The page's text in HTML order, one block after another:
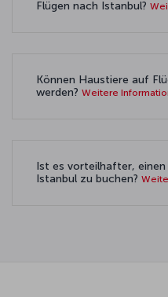
Flügen nach Istanbul?
Können Haustiere auf
werden? Weitere
Ist es vorteilhafter,
Istanbul zu buchen?